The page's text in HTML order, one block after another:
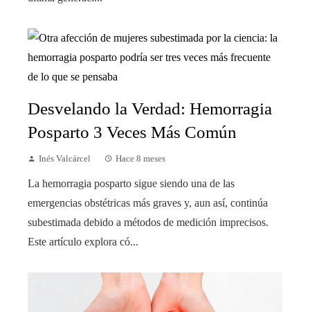
Desvelando la Verdad: Hemorragia
Posparto 3 Veces Más Común
Inés Valcárcel Hace 8 meses
La hemorragia posparto sigue siendo una de las
emergencias obstétricas más graves y, aun así, continúa
subestimada debido a métodos de medición imprecisos.
Este artículo explora có...